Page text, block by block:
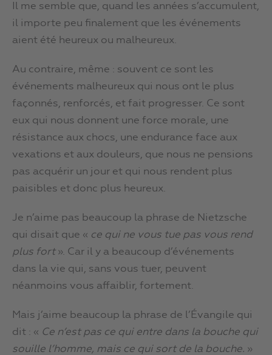
Il me semble que, quand les années s’accumulent,
il importe peu finalement que les événements
aient été heureux ou malheureux.
Au contraire, même : souvent ce sont les
événements malheureux qui nous ont le plus
façonnés, renforcés, et fait progresser. Ce sont
eux qui nous donnent une force morale, une
résistance aux chocs, une endurance face aux
vexations et aux douleurs, que nous ne pensions
pas acquérir un jour et qui nous rendent plus
paisibles et donc plus heureux.
Je n’aime pas beaucoup la phrase de Nietzsche
qui disait que « ce qui ne vous tue pas vous rend
plus fort». Car il y a beaucoup d’événements
dans la vie qui, sans vous tuer, peuvent
néanmoins vous affaiblir, fortement.
Mais j’aime beaucoup la phrase de l’Évangile qui
dit : « Ce n’est pas ce qui entre dans la bouche qui
souille l’homme, mais ce qui sort de la bouche. »